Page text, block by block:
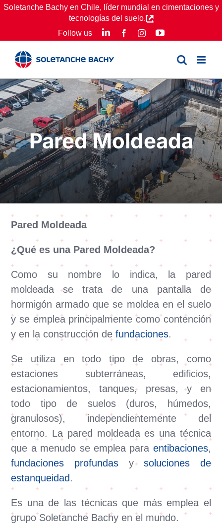
Skip
Soletanche Bachy en Chile, líder mundial en cimentaciones y
tecnologías del suelo.
Follow us
LinkedInFacebookInstagramYouTube
Pared Moldeada
Pared Moldeada
¿Qué es una Pared Moldeada?
Como su nombre lo indica, la pared
moldeada se trata de una pantalla de
hormigón armado que se moldea en el suelo
y se emplea principalmente como contención
y en la construcción defundaciones.
Se utiliza en todo tipo de obras, como
estaciones subterráneas, edificios,
estacionamientos, tanques, presas, y en
todo tipo de suelos (duros, húmedos,
granulosos), independientemente del
entorno. La pared moldeada es una técnica
que a menudo se emplea para entibaciones,
fundaciones profundasysoluciones de
estanqueidad.
Es una de las técnicas que más emplea el
grupo Soletanche Bachy en el mundo.